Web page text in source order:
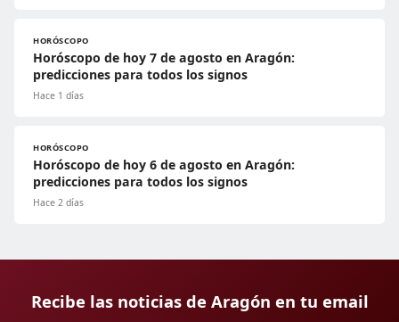
HORÓSCOPO
Horóscopo de hoy 7 de agosto en Aragón:
predicciones para todos los signos
Hace 1 días
HORÓSCOPO
Horóscopo de hoy 6 de agosto en Aragón:
predicciones para todos los signos
Hace 2 días
Recibe las noticias de Aragón en tu email